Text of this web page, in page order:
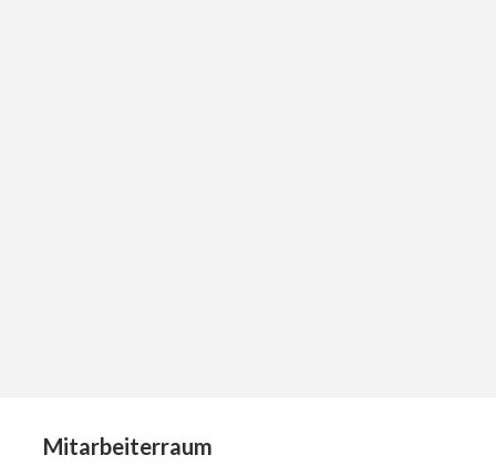
Mitarbeiterraum